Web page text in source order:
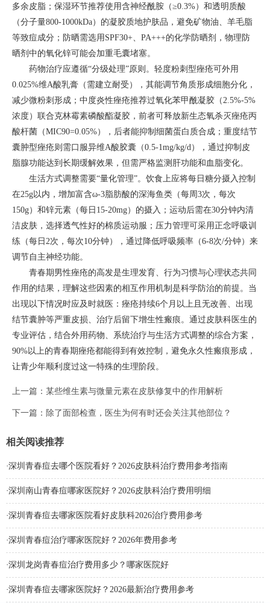
多余皮脂；保湿环节推荐使用含神经酰胺（≥0.3%）和透明质酸
（分子量800-1000kDa）的凝胶质地护肤品，避免矿物油、羊毛脂
等致痘成分；防晒需选用SPF30+、PA+++的化学防晒剂，物理防
晒剂中的氧化锌可能会加重毛囊堵塞。
药物治疗应遵循“分级处理”原则。轻度粉刺型痤疮可外用
0.025%维A酸乳膏（需建立耐受），其能调节角质形成细胞分化，
减少微粉刺形成；中度炎性痤疮推荐过氧化苯甲酰凝胶（2.5%-5%
浓度）联合克林霉素磷酸酯凝胶，前者可释放新生态氧杀灭痤疮丙
酸杆菌（MIC90=0.05%），后者能抑制细菌蛋白质合成；重度结节
囊肿型痤疮则需口服异维A酸胶囊（0.5-1mg/kg/d），通过抑制皮
脂腺功能达到长期缓解效果，但需严格监测肝功能和血脂变化。
生活方式调整需要“量化管理”。饮食上应将每日糖分摄入控制
在25g以内，增加富含ω-3脂肪酸的深海鱼类（每周3次，每次
150g）和锌元素（每日15-20mg）的摄入；运动后需在30分钟内清
洁皮肤，选择透气性好的棉质运动服；压力管理可采用正念呼吸训
练（每日2次，每次10分钟），通过降低呼吸频率（6-8次/分钟）来
调节自主神经功能。
青春期男性痤疮的高发是生理发育、行为习惯与心理状态共同
作用的结果，理解这些因素的相互作用机制是科学防治的前提。当
出现以下情况时应及时就医：痤疮持续6个月以上且无改善、出现
结节囊肿等严重皮损、治疗后留下增生性瘢痕。通过皮肤科医生的
专业评估，结合外用药物、系统治疗与生活方式调整的综合方案，
90%以上的青春期痤疮都能得到有效控制，避免永久性瘢痕形成，
让青少年顺利度过这一特殊的生理阶段。
上一篇： 某些维生素与微量元素在皮肤修复中的作用解析
下一篇： 除了面部检查，医生为何有时还会关注其他部位？
相关阅读推荐
·深圳青春痘去哪个医院看好？2026皮肤科治疗费用参考指南
·深圳南山青春痘哪家医院好？2026皮肤科治疗费用明细
·深圳青春痘去哪家医院看好皮肤科2026治疗费用参考
·深圳青春痘治疗哪家医院好？2026年费用参考
·深圳龙岗青春痘治疗费用多少？哪家医院好
·深圳青春痘去哪家医院好？2026最新治疗费用参考